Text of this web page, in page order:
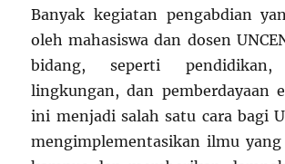
Banyak kegiatan pengabdian
oleh mahasiswa dan dosen
bidang, seperti pendidikan,
lingkungan, dan pemberdayaan
ini menjadi salah satu cara bagi
mengimplementasikan ilmu